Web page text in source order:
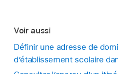
Voir aussi
Définir une adresse de
d’établissement scolaire